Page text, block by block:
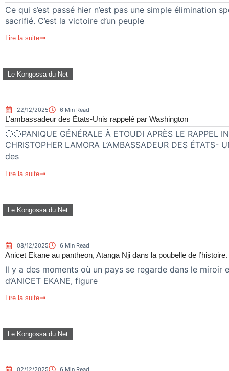
Ce qui s’est passé hier n’est pas une simple élimination
sacrifié. C’est la victoire d’un peuple
Lire la suite
Le Kongossa du Net
22/12/2025 6 Min Read
L’ambassadeur des États-Unis rappelé par Washington
🔴🔴PANIQUE GÉNÉRALE À ETOUDI APRÈS LE RAPPEL
CHRISTOPHER LAMORA L’AMBASSADEUR DES ÉTATS-
des
Lire la suite
Le Kongossa du Net
08/12/2025 6 Min Read
Anicet Ekane au pantheon, Atanga Nji dans la poubelle de l’histoire.
Il y a des moments où un pays se regarde dans le
d’ANICET EKANE, figure
Lire la suite
Le Kongossa du Net
02/12/2025 6 Min Read